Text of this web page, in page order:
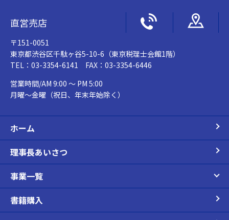
直営売店
〒151-0051
東京都渋谷区千駄ヶ谷5-10-6（東京税理士会館1階）
TEL：03-3354-6141 FAX：03-3354-6446
営業時間/AM 9:00 ～ PM 5:00
月曜～金曜（祝日、年末年始除く）
ホーム
理事長あいさつ
事業一覧
書籍購入